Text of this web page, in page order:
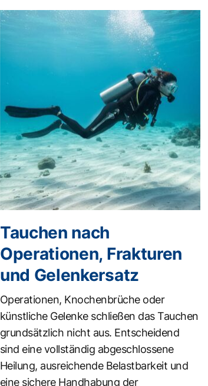
Tauchen nach
Operationen, Frakturen
und Gelenkersatz
Operationen, Knochenbrüche oder
künstliche Gelenke schließen das Tauchen
grundsätzlich nicht aus. Entscheidend
sind eine vollständig abgeschlossene
Heilung, ausreichende Belastbarkeit und
eine sichere Handhabung der